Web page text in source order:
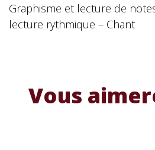
Graphisme et lecture de
lecture rythmique – Chant
Vous